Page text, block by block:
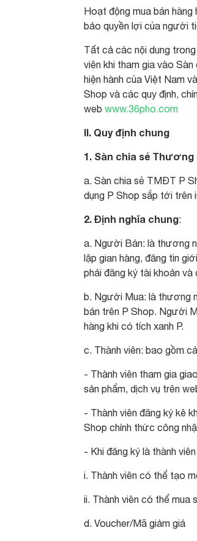
Hoạt động mua bán
bảo quyền lợi của người
Tất cả các nội dung trong
viên khi tham gia vào
hiện hành của Việt Nam
Shop và các quy định,
web www.36pho.com
II. Quy định chung
1. Sàn chia sẻ
a. Sàn chia sẻ TMĐT P
dụng P Shop sắp tới trên
2. Định nghĩa chung:
a. Người Bán: là thương
lập gian hàng, đăng tin
phải đăng ký tài khoản
b. Người Mua: là thương
bán trên P Shop. Người
hàng khi có tích xanh P.
c. Thành viên: bao gồm
- Thành viên tham gia
sản phẩm, dịch vụ trên
- Thành viên đăng ký kê
Shop chính thức công
- Khi đăng ký là thành
i. Thành viên có thể tạo
ii. Thành viên có thể mua
d. Voucher/Mã giảm giá